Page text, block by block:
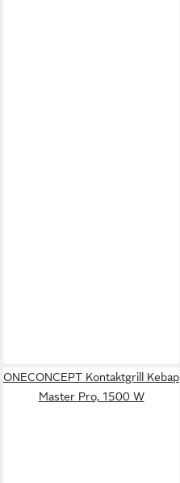
ONECONCEPT Kontaktgrill Kebap
Master Pro, 1500 W